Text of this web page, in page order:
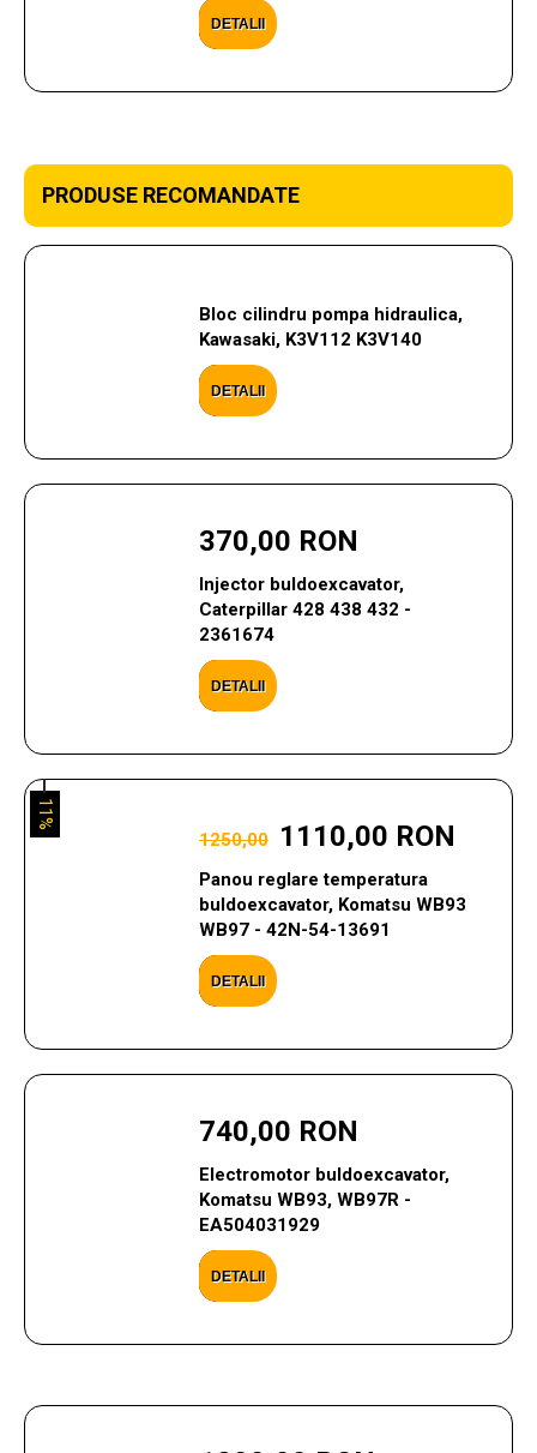
DETALII
PRODUSE RECOMANDATE
Bloc cilindru pompa hidraulica,
Kawasaki, K3V112 K3V140
DETALII
370,00 RON
Injector buldoexcavator,
Caterpillar 428 438 432 -
2361674
DETALII
1250,00 1110,00 RON
Panou reglare temperatura
buldoexcavator, Komatsu WB93
WB97 - 42N-54-13691
DETALII
11%
740,00 RON
Electromotor buldoexcavator,
Komatsu WB93, WB97R -
EA504031929
DETALII